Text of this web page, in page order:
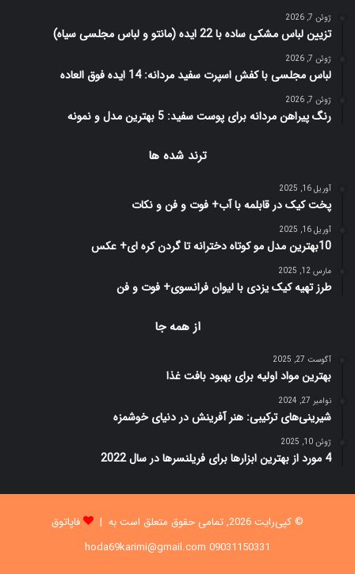
ژوئن 7, 2026
تزیین لباس مشکی ساده با 22 ایده (مانتو و لباس مجلسی سیاه)
ژوئن 7, 2026
لباس مجلسی با کفش اسپرت سفید مردانه: 14 ایده فوق العاده
ژوئن 7, 2026
رنگ پیراهن مردانه برای پوست سفید: 5 بهترین مدل و نمونه
ترند شده ها
آوریل 16, 2025
پخت کیک در قابلمه با آب+ فوت و فن و نکات
آوریل 16, 2025
10بهترین مدل مو کوتاه دخترانه تا گردن کره ای+ عکس
مارس 12, 2025
طرز تهیه کیک یزدی با لیوان فرانسوی+ فوت و فن
از همه جا
آگوست 27, 2025
بهترین مواد اولیه برای بهبود بافت غذا
نوامبر 27, 2024
شیرینی‌های ترکیبی: هنر آفرینش در دنیای خوشمزه
ژوئن 10, 2025
4 مورد از بهترین ابزارها برای فریلنسرها در سال 2022
© کپی‌رایت 2026, تمامی حقوق متعلق است به |
فاپاتوق
09031150331 hoda69karimi@gmail.com